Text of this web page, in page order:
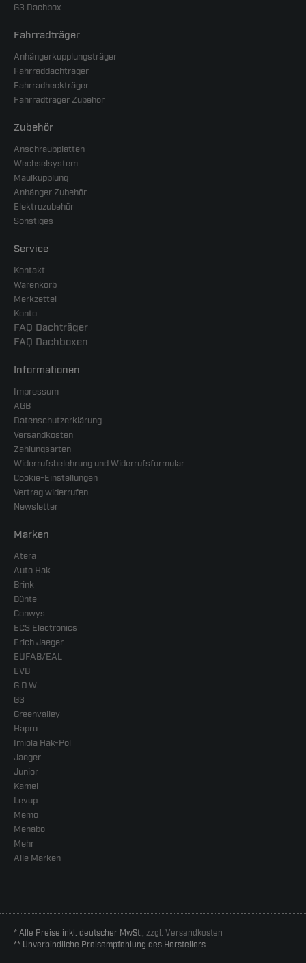
G3 Dachbox
Fahrradträger
Anhängerkupplungsträger
Fahrraddachträger
Fahrradheckträger
Fahrradträger Zubehör
Zubehör
Anschraubplatten
Wechselsystem
Maulkupplung
Anhänger Zubehör
Elektrozubehör
Sonstiges
Service
Kontakt
Warenkorb
Merkzettel
Konto
FAQ Dachträger
FAQ Dachboxen
Informationen
Impressum
AGB
Datenschutzerklärung
Versandkosten
Zahlungsarten
Widerrufsbelehrung und Widerrufsformular
Cookie-Einstellungen
Vertrag widerrufen
Newsletter
Marken
Atera
Auto Hak
Brink
Bünte
Conwys
ECS Electronics
Erich Jaeger
EUFAB/EAL
EVB
G.D.W.
G3
Greenvalley
Hapro
Imiola Hak-Pol
Jaeger
Junior
Kamei
Levup
Memo
Menabo
Mehr
Alle Marken
* Alle Preise inkl. deutscher MwSt., zzgl. Versandkosten
** Unverbindliche Preisempfehlung des Herstellers